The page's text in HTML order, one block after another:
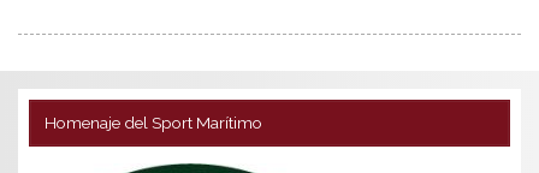
Homenaje del Sport Marítimo